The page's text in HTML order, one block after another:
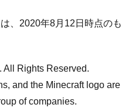
、2020年8月12日時点のも
Rights Reserved.
and the Minecraft logo are
of companies.